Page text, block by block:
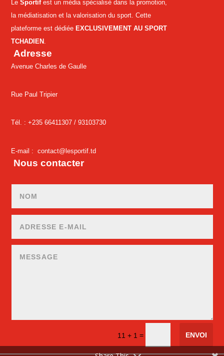
LeSportifest un média spécialisé dans la promotion,
la médiatisation et la valorisation du sport. Cette
plateforme est dédiéeEXCLUSIVEMENT AU SPORT
TCHADIEN
Adresse
Avenue Charles de Gaulle
Rue Paul Tripier
Tél. : +235 66411307 /93103730
E-mail :contact@lesportif.td
Nous contacter
11 + 1 = ENVOI